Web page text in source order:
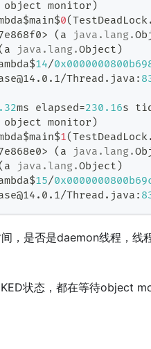
object monitor )
0(TestDeadLock.
> ( a java . lang.
( a java . lang.Object )
$14/
@14.0.1/Thread . java :
ms elapsed=230.16s
object monitor )
1(TestDeadLock.
> ( a java . lang.
( a java . lang.Object )
$15/
@14.0.1/Thread . java :
，是否是daemon线程，线
状态，都在等待object